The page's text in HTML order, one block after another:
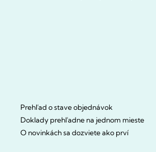
Prehľad o stave objednávok
Doklady prehľadne na jednom mieste
O novinkách sa dozviete ako prví